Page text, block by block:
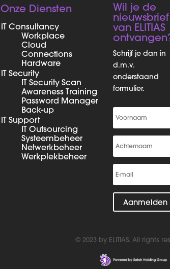
Onze Diensten
IT Consultancy
Workplace
Cloud
Connections
Hardware
IT Security
IT Security Scan
Awareness Training
Password Manager
Back-up
IT Support
IT Outsourcing
Systeembeheer
Netwerkbeheer
Werkplekbeheer
Wil je de
nieuwsbrief
van ELITIAS
Schrijf je dan in
d.m.v.
onderstaand
formulier.
Aanmelden
© 2023 by ELITIAS. All rights